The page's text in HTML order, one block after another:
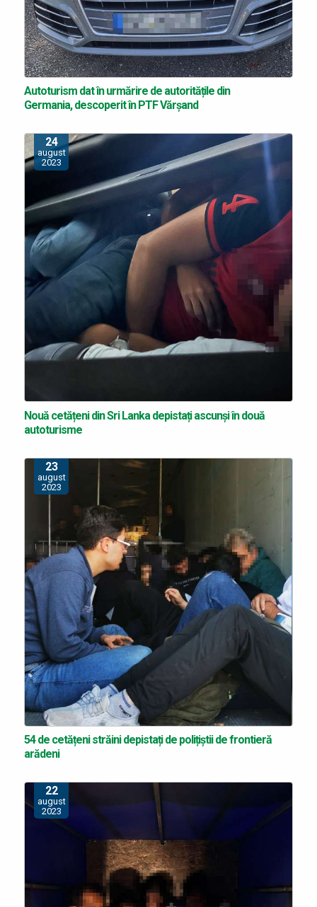
Autoturism dat în urmărire de autoritățile din
Germania, descoperit în PTF Vărșand
24
august
2023
Nouă cetățeni din Sri Lanka depistați ascunși în două
autoturisme
23
august
2023
54 de cetățeni străini depistați de polițiștii de frontieră
arădeni
22
august
2023